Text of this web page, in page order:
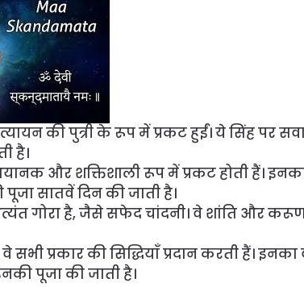
की पुत्री के रूप में प्रकट हुईं। ये सिंह पर
है।
और शक्तिशाली रूप में प्रकट होती हैं।
सातवें दिन की जाती है।
गोरा है, जैसे सफेद चांदनी। वे शांति और
सभी प्रकार की सिद्धियाँ प्रदान करती हैं। इनका
पूजा की जाती है।